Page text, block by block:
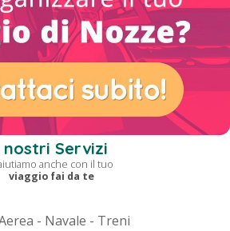
nostri Servizi
anche con il tuo
viaggio fai da te
- Navale - Treni